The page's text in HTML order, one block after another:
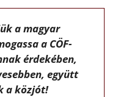
a magyar
a CÖF-
érdekében,
együtt
a közjót!